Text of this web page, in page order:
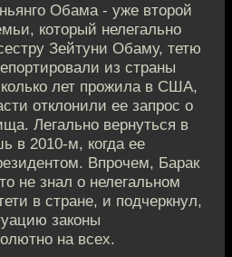
Обама - уже второй
который нелегально
Зейтуни Обаму, тетю
из страны
лет прожила в США,
отклонили ее запрос о
Легально вернуться в
в 2010-м, когда ее
Впрочем, Барак
не знал о нелегальном
в стране, и подчеркнул,
законы
на всех.